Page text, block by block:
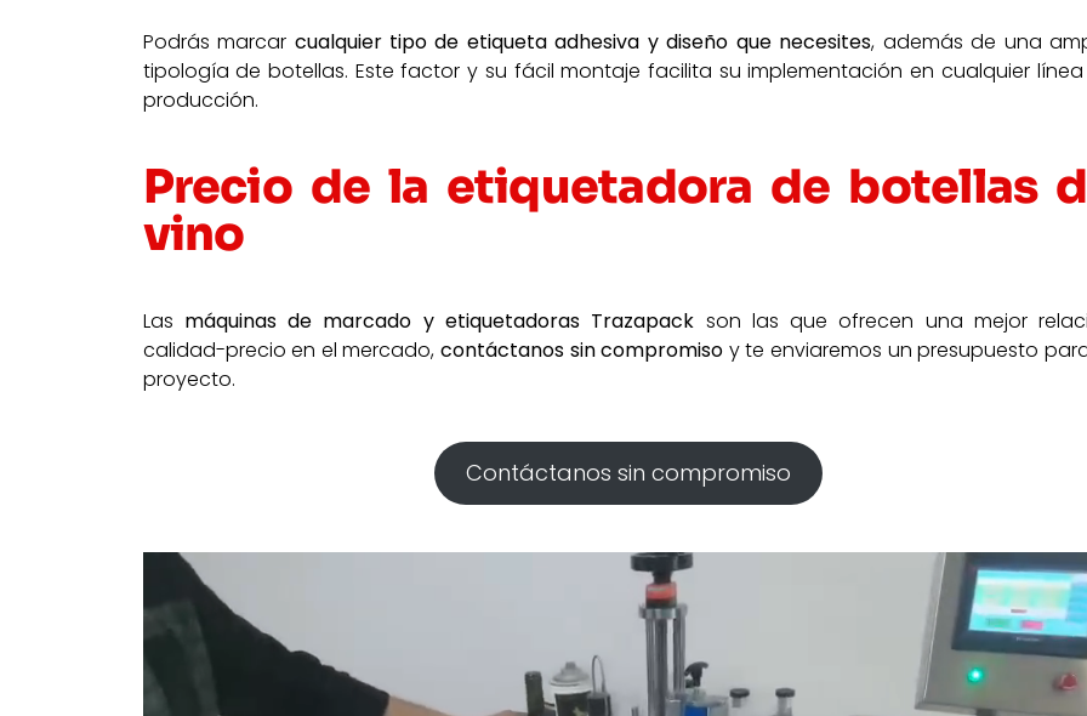
Podrás marcar cualquier tipo de etiqueta adhesiva y diseño que necesites, además de una
tipología de botellas. Este factor y su fácil montaje facilita su implementación en cualquier
producción.
Precio de la etiquetadora de botellas
vino
Las máquinas de marcado y etiquetadoras Trazapack son las que ofrecen una mejor
calidad-precio en el mercado, contáctanos sin compromiso y te enviaremos un presupuesto
proyecto.
Contáctanos sin compromiso